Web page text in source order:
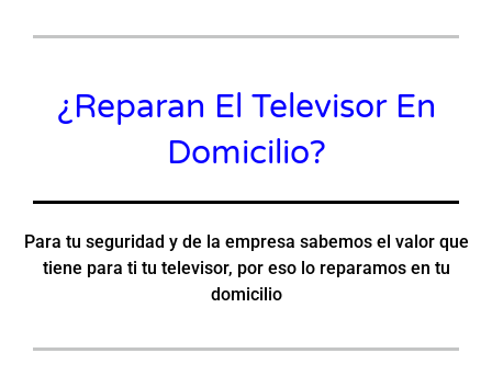
¿Reparan El Televisor En
Domicilio?
Para tu seguridad y de la empresa sabemos el valor que
tiene para ti tu televisor, por eso lo reparamos en tu
domicilio